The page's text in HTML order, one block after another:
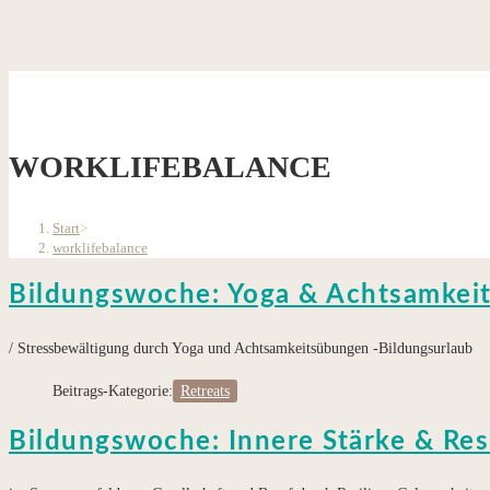
WORKLIFEBALANCE
Start>
worklifebalance
Bildungswoche: Yoga & Achtsamkeit
/ Stressbewältigung durch Yoga und Achtsamkeitsübungen -Bildungsurlaub
Beitrags-Kategorie: Retreats
Bildungswoche: Innere Stärke &